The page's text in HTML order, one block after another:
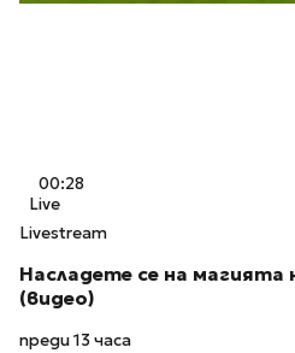
00:28
Live
Livestream
Насладете се на магията
(видео)
преди 13 часа